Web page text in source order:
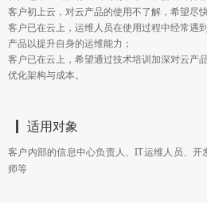
客户初上云，对云产品的使用不了解，希望尽
客户已在云上，运维人员在使用过程中经常遇
产品以提升自身的运维能力；
客户已在云上，希望通过技术培训加深对云产
优化架构与成本。
适用对象
客户内部的信息中心负责人、IT运维人员、
师等